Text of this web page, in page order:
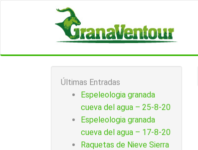
Últimas Entradas
Espeleologia granada
cueva del agua – 25-8-20
Espeleologia granada
cueva del agua – 17-8-20
Raquetas de Nieve Sierra